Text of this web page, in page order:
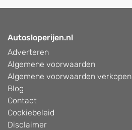
Autosloperijen.nl
Adverteren
Algemene voorwaarden
Algemene voorwaarden verkopen
Blog
Contact
Cookiebeleid
Disclaimer